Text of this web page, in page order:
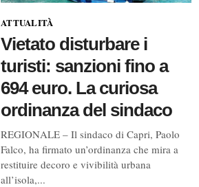
ATTUALITÀ
Vietato disturbare i
turisti: sanzioni fino a
694 euro. La curiosa
ordinanza del sindaco
REGIONALE – Il sindaco di Capri, Paolo
Falco, ha firmato un’ordinanza che mira a
restituire decoro e vivibilità urbana
all’isola,...